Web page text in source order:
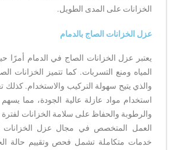
الخزانات على المدى الطويل.
عزل الخزانات الصاج بالدمام
يعتبر عزل الخزانات الصاج في الدمام أمرًا
المياه ومنع التسربات. كما تتميز الخزانات
والذي يتيح سهولة التركيب والاستخدام. كذلك
استخدام مواد عازلة عالية الجودة، مما
والرطوبة والحفاظ على سلامة الخزانات
العمل المتخصص في مجال عزل الخزانات
خدمات متكاملة تشمل فحص وتقييم حالة